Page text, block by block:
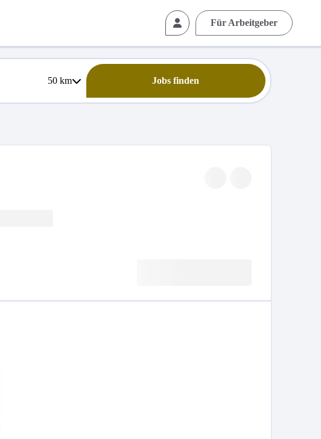
Für Arbeitgeber
50km Jobs finden